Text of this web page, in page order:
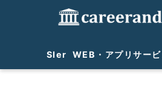
SIer WEB・アプリサービ